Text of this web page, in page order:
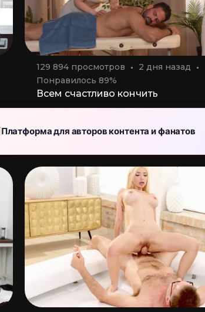
129 894 просмотров
2 дня назад
Понравилось 89%
Всем счастливо кончить
Платформа для авторов контента и фанатов
Лучшие девушки и парни - проект команды Сосалкино